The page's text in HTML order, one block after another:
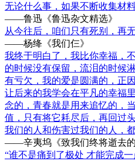
无论什么事，如果不断收集材
——鲁迅《鲁迅杂文精选》
从今往后，咱们只有死别，再
——杨绛《我们仨》
我终于明白了，我比你幸福，
的时候没有保留，流泪的时候
有亏欠，我的爱是圆满的，正
让后来的我学会在平凡的幸福
念的，青春就是用来追忆的，
值，只有将它耗尽后，再回过
我们的人和伤害过我们的人，
——辛夷坞《致我们终将逝去的
“谁不是痛到了极处 才能完成